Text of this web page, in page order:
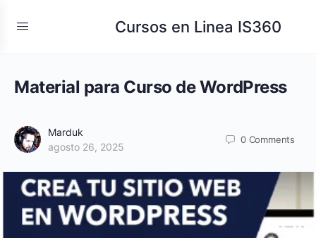
Cursos en Linea IS360
Material para Curso de WordPress
Marduk
agosto 26, 2025
0 Comments